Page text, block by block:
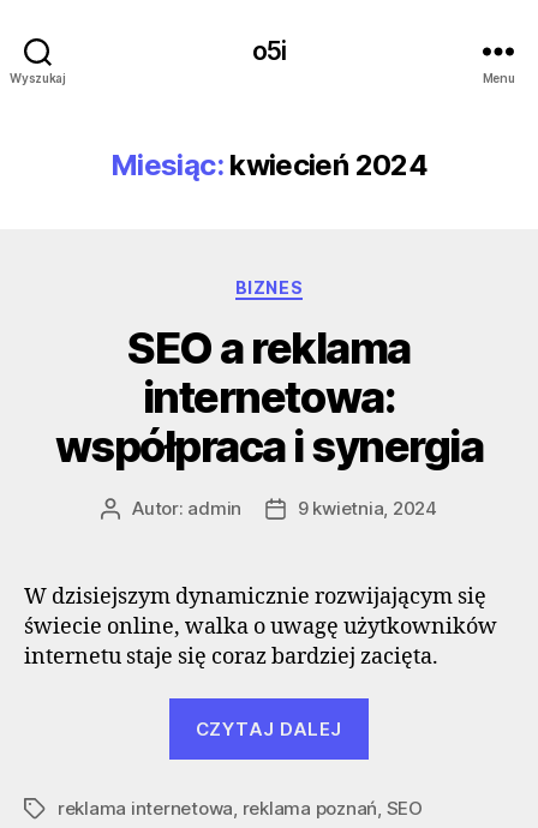
Wyszukaj
o5i
Menu
Miesiąc: kwiecień 2024
Kategorie
BIZNES
SEO a reklama
internetowa:
współpraca i synergia
AutorAutor: admin
Data9 kwietnia, 2024
W dzisiejszym dynamicznie rozwijającym się
świecie online, walka o uwagę użytkowników
internetu staje się coraz bardziej zacięta.
CZYTAJ DALEJ
internetowa:
Tagireklama internetowa, reklama poznań, SEO